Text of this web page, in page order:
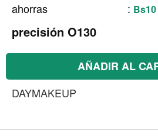
ahorras :
precisión O130
AÑADIR AL
DAYMAKEUP